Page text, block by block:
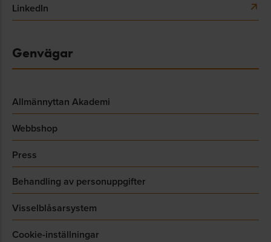
LinkedIn
Genvägar
Allmännyttan Akademi
Webbshop
Press
Behandling av personuppgifter
Visselblåsarsystem
Cookie-inställningar